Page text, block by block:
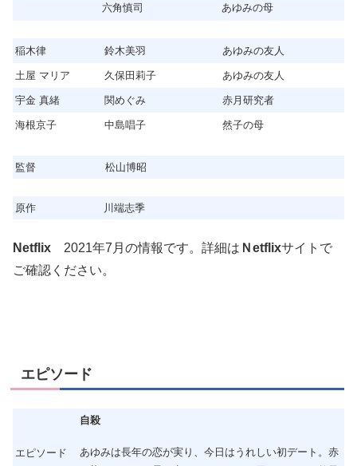
六角慎司 あゆみの母
稲木律 鈴木美羽 あゆみの友人
土屋 マリア 久保田莉子 あゆみの友人
宇金 真緒 関めぐみ 赤月研究者
海根京子 中島唱子 然子の母
監督 松山博昭
原作 川端志季
Netflix 2021年7月の情報です。詳細は Ｎetflixサイトで
ご確認ください。
エピソード
エピソード
自殺
あゆみは長年の恋が実り、今日はうれしい初デート。赤